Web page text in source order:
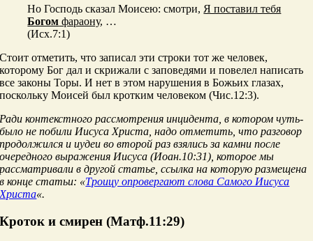
Но Господь сказал Моисею: смотри, Я поставил тебя
Богом фараону, …
(Исх.7:1)
Стоит отметить, что записал эти строки тот же человек,
которому Бог дал и скрижали с заповедями и повелел написать
все законы Торы. И нет в этом нарушения в Божьих глазах,
поскольку Моисей был кротким человеком (Чис.12:3).
Ради контекстного рассмотрения инцидента, в котором чуть-
было не побили Иисуса Христа, надо отметить, что разговор
продолжился и иудеи во второй раз взялись за камни после
очередного выражения Иисуса (Иоан.10:31), которое мы
рассматривали в другой статье, ссылка на которую размещена
в конце статьи: «Троицу опровергают слова Самого Иисуса
Христа«.
Кроток и смирен (Матф.11:29)